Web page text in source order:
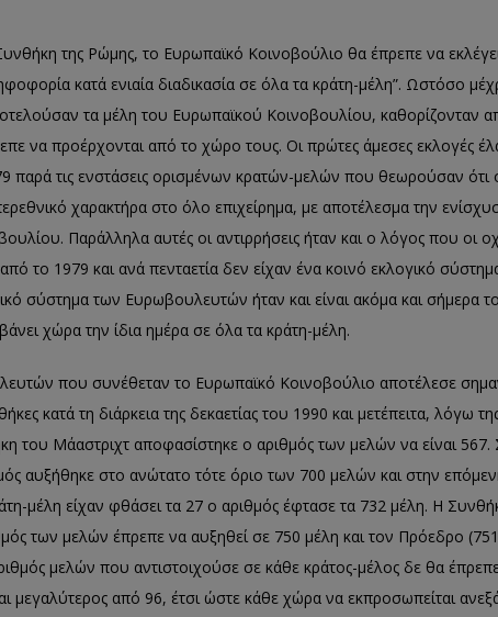
της Ρώμης, το Ευρωπαϊκό Κοινοβούλιο θα έπρεπε να
κατά ενιαία διαδικασία σε όλα τα κράτη-μέλη”. Ωστόσο μ
τα μέλη του Ευρωπαϊκού Κοινοβουλίου, καθορίζονταν
να προέρχονται από το χώρο τους. Οι πρώτες άμεσες εκλογές
παρά τις ενστάσεις ορισμένων κρατών-μελών που θεωρούσαν ότι
χαρακτήρα στο όλο επιχείρημα, με αποτέλεσμα την
Παράλληλα αυτές οι αντιρρήσεις ήταν και ο λόγος που οι
το 1979 και ανά πενταετία δεν είχαν ένα κοινό εκλογικό σ
σύστημα των Ευρωβουλευτών ήταν και είναι ακόμα και σήμερα
χώρα την ίδια ημέρα σε όλα τα κράτη-μέλη.
που συνέθεταν το Ευρωπαϊκό Κοινοβούλιο αποτέλεσε
κατά τη διάρκεια της δεκαετίας του 1990 και μετέπειτα, λόγω
του Μάαστριχτ αποφασίστηκε ο αριθμός των μελών να είναι 567.
αυξήθηκε στο ανώτατο τότε όριο των 700 μελών και στην
μέλη είχαν φθάσει τα 27 ο αριθμός έφτασε τα 732 μέλη. Η
των μελών έπρεπε να αυξηθεί σε 750 μέλη και τον Πρόεδρο
μελών που αντιστοιχούσε σε κάθε κράτος-μέλος δε θα
μεγαλύτερος από 96, έτσι ώστε κάθε χώρα να εκπροσωπείται